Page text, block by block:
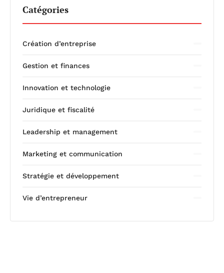
Catégories
Création d’entreprise
Gestion et finances
Innovation et technologie
Juridique et fiscalité
Leadership et management
Marketing et communication
Stratégie et développement
Vie d’entrepreneur